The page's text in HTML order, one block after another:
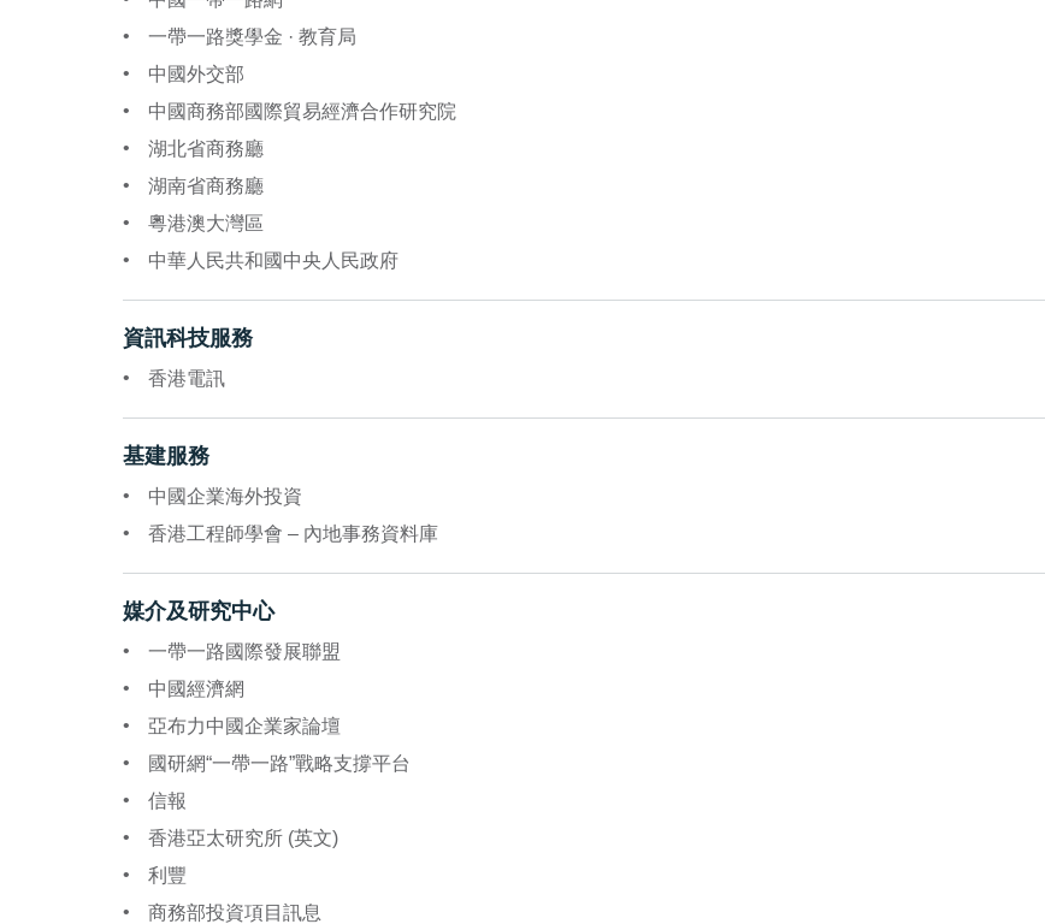
一帶一路獎學金 · 教育局
中國外交部
中國商務部國際貿易經濟合作研究院
湖北省商務廳
湖南省商務廳
粵港澳大灣區
中華人民共和國中央人民政府
資訊科技服務
香港電訊
基建服務
中國企業海外投資
香港工程師學會 – 內地事務資料庫
媒介及研究中心
一帶一路國際發展聯盟
中國經濟網
亞布力中國企業家論壇
國研網“一帶一路”戰略支撐平台
信報
香港亞太研究所 (英文)
利豐
商務部投資項目訊息